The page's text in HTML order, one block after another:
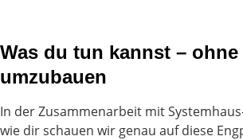
Was du tun kannst –
umzubauen
In der Zusammenarbeit mit
wie dir schauen wir genau auf diese